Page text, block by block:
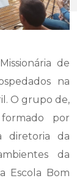
de
na
O grupo de,
por
diretoria da
da
Escola Bom